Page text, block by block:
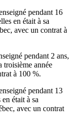
pendant 16
en était à sa
avec un contrat à
pendant 2 ans,
troisième année
à 100 %.
pendant 13
était à sa
avec un contrat